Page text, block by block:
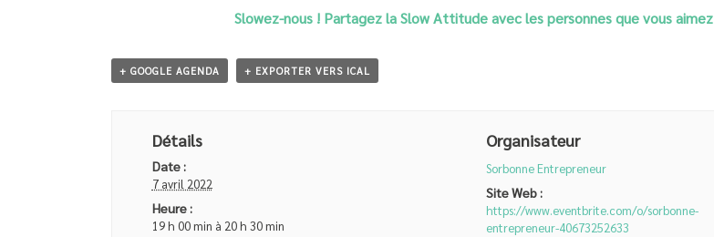
Slowez-nous ! Partagez la Slow Attitude avec les personnes que vous aimez
+ GOOGLE AGENDA + EXPORTER VERS ICAL
Détails
Date :
7 avril 2022
Heure :
19 h 00 min à 20 h 30 min
Organisateur
Sorbonne Entrepreneur
Site Web :
https://www.eventbrite.com/o/sorbonne-
entrepreneur-40673252633